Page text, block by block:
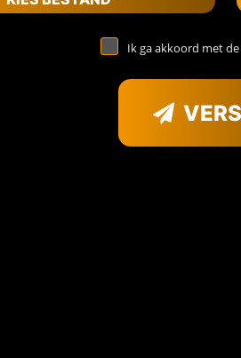
Ik ga akkoord met de